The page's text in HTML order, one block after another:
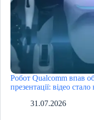
Робот Qualcomm впав
презентації: відео
31.07.2026